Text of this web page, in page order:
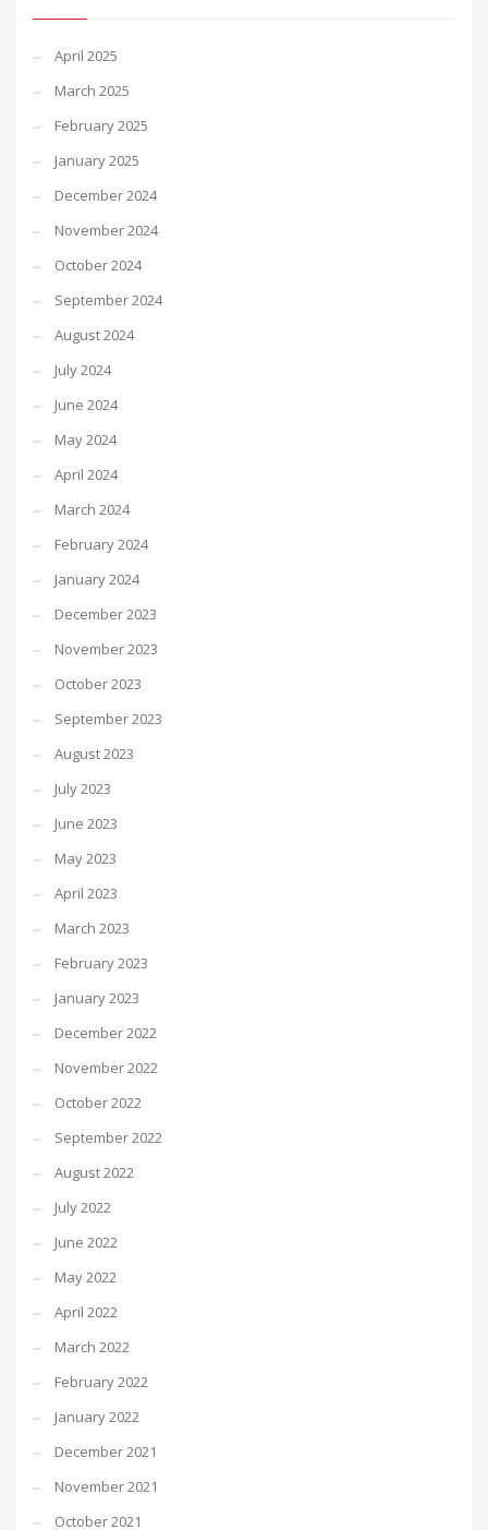
April 2025
March 2025
February 2025
January 2025
December 2024
November 2024
October 2024
September 2024
August 2024
July 2024
June 2024
May 2024
April 2024
March 2024
February 2024
January 2024
December 2023
November 2023
October 2023
September 2023
August 2023
July 2023
June 2023
May 2023
April 2023
March 2023
February 2023
January 2023
December 2022
November 2022
October 2022
September 2022
August 2022
July 2022
June 2022
May 2022
April 2022
March 2022
February 2022
January 2022
December 2021
November 2021
October 2021